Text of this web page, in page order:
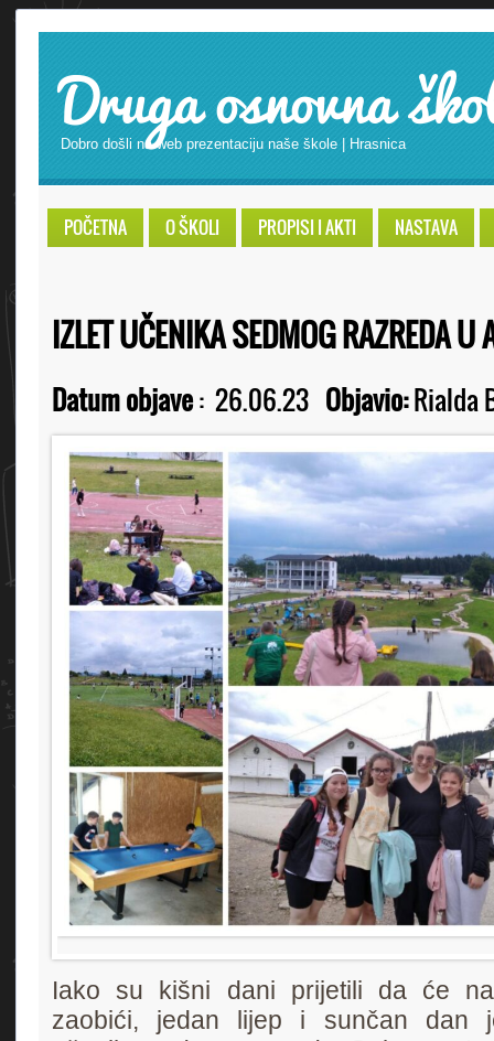
Druga osnovna
Dobro došli na web prezentaciju naše škole | Hrasnica
POČETNA O ŠKOLI PROPISI I AKTI NASTAVA
IZLET UČENIKA SEDMOG RAZREDA U
Datum objave: 26.06.23 Objavio:Rialda
Iako su kišni dani prijetili da će
zaobići, jedan lijep i sunčan dan